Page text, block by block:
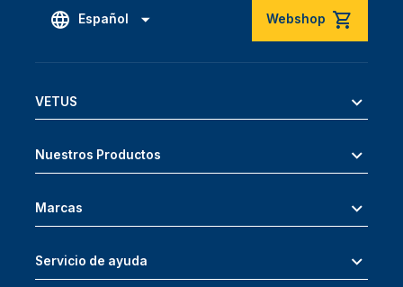
Español Webshop
VETUS
Nuestros Productos
Marcas
Servicio de ayuda